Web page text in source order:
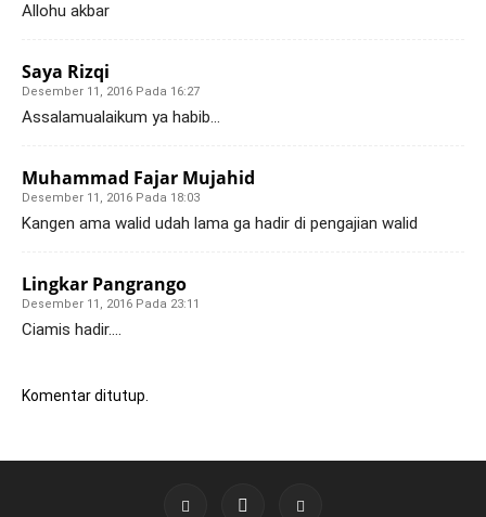
Allohu akbar
Saya Rizqi
Desember 11, 2016 Pada 16:27
Assalamualaikum ya habib…
Muhammad Fajar Mujahid
Desember 11, 2016 Pada 18:03
Kangen ama walid udah lama ga hadir di pengajian walid
Lingkar Pangrango
Desember 11, 2016 Pada 23:11
Ciamis hadir….
Komentar ditutup.